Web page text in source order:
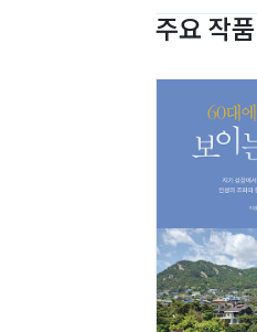
주요 작품